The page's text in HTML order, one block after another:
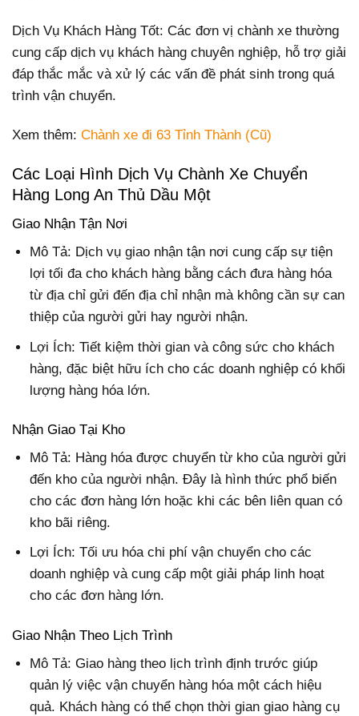
Dịch Vụ Khách Hàng Tốt: Các đơn vị chành xe thường
cung cấp dịch vụ khách hàng chuyên nghiệp, hỗ trợ giải
đáp thắc mắc và xử lý các vấn đề phát sinh trong quá
trình vận chuyển.
Xem thêm: Chành xe đi 63 Tỉnh Thành (Cũ)
Các Loại Hình Dịch Vụ Chành Xe Chuyển
Hàng Long An Thủ Dầu Một
Giao Nhận Tận Nơi
Mô Tả: Dịch vụ giao nhận tận nơi cung cấp sự tiện
lợi tối đa cho khách hàng bằng cách đưa hàng hóa
từ địa chỉ gửi đến địa chỉ nhận mà không cần sự can
thiệp của người gửi hay người nhận.
Lợi Ích: Tiết kiệm thời gian và công sức cho khách
hàng, đặc biệt hữu ích cho các doanh nghiệp có khối
lượng hàng hóa lớn.
Nhận Giao Tại Kho
Mô Tả: Hàng hóa được chuyển từ kho của người gửi
đến kho của người nhận. Đây là hình thức phổ biến
cho các đơn hàng lớn hoặc khi các bên liên quan có
kho bãi riêng.
Lợi Ích: Tối ưu hóa chi phí vận chuyển cho các
doanh nghiệp và cung cấp một giải pháp linh hoạt
cho các đơn hàng lớn.
Giao Nhận Theo Lịch Trình
Mô Tả: Giao hàng theo lịch trình định trước giúp
quản lý việc vận chuyển hàng hóa một cách hiệu
quả. Khách hàng có thể chọn thời gian giao hàng cụ